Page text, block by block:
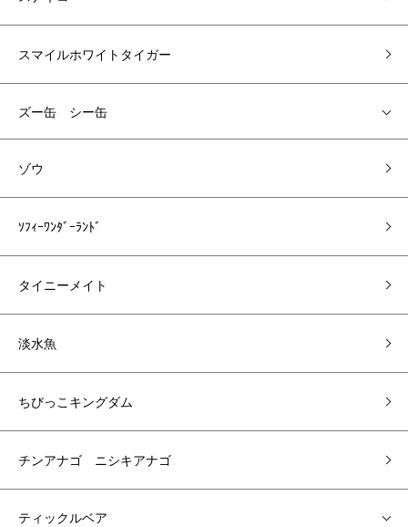
スマイルホワイトタイガー
ズー缶 シー缶
ゾウ
ｿﾌｨｰﾜﾝﾀﾞｰﾗﾝﾄﾞ
タイニーメイト
淡水魚
ちびっこキングダム
チンアナゴ ニシキアナゴ
ティックルベア